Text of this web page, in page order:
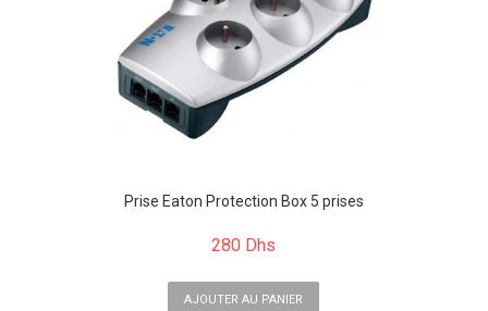
Prise Eaton Protection Box 5 prises
280 Dhs
AJOUTER AU PANIER